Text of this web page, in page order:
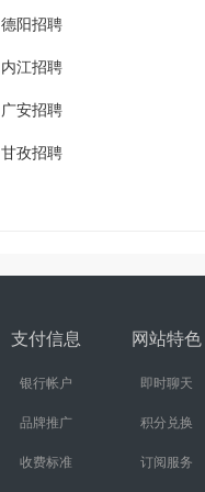
德阳招聘
内江招聘
广安招聘
甘孜招聘
支付信息
银行帐户
品牌推广
收费标准
网站特色
即时聊天
积分兑换
订阅服务